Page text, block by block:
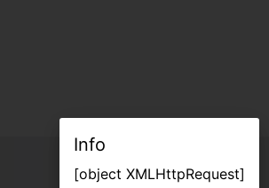
Info
[object XMLHttpRequest]